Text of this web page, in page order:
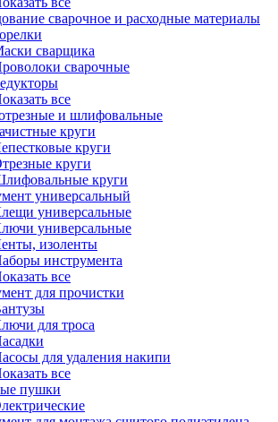
сварочное и расходные материалы
сварщика
сварочные
все
и шлифовальные
круги
круги
круги
круги
универсальный
универсальные
универсальные
изоленты
инструмента
все
для прочистки
для троса
для удаления накипи
все
пушки